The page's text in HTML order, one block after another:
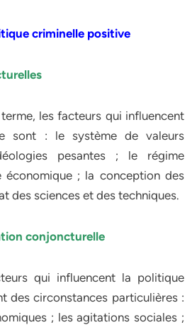
criminelle positive
les facteurs qui influencent
sont : le système de valeurs
pesantes ; le régime
économique ; la conception des
des sciences et des techniques.
conjoncturelle
qui influencent la politique
des circonstances particulières :
; les agitations sociales ;